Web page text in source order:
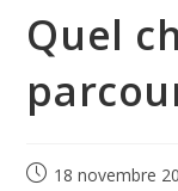
Quel
18 novembre